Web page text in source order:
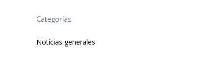
Categorías
Notícias generales